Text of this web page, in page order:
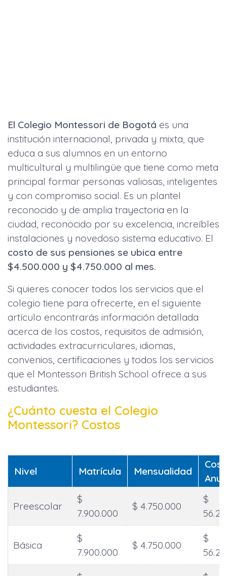
El Colegio Montessori de Bogotá es una
institución internacional, privada y mixta, que
educa a sus alumnos en un entorno
multicultural y multilingüe que tiene como meta
principal formar personas valiosas, inteligentes
y con compromiso social. Es un plantel
reconocido y de amplia trayectoria en la
ciudad, reconocido por su excelencia, increíbles
instalaciones y novedoso sistema educativo. El
costo de sus pensiones se ubica entre
$4.500.000 y $4.750.000 al mes.
Si quieres conocer todos los servicios que el
colegio tiene para ofrecerte, en el siguiente
artículo encontrarás información detallada
acerca de los costos, requisitos de admisión,
actividades extracurriculares, idiomas,
convenios, certificaciones y todos los servicios
que el Montessori British School ofrece a sus
estudiantes.
¿Cuánto cuesta el Colegio
Montessori? Costos
Nivel Matrícula Mensualidad
Preescolar
$
7.900.000
$ 4.750.000
$
Básica
$
7.900.000
$ 4.750.000
$